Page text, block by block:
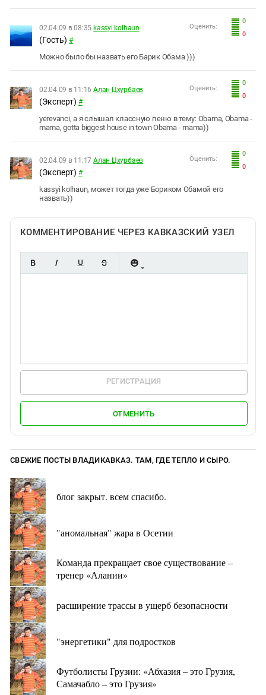
0
0
Оценить:
02.04.09 в 08:35 kassyi kolhaun
(Гость) #
Можно было бы назвать его Барик Обама )))
0
0
Оценить:
02.04.09 в 11:16 Алан Цхурбаев
(Эксперт) #
yerevanci, а я слышал классную пеню в тему: Obama, Obama -
mama, gotta biggest house in town Obama - mama))
0
0
Оценить:
02.04.09 в 11:17 Алан Цхурбаев
(Эксперт) #
kassyi kolhaun, может тогда уже Бориком Обамой его
назвать))
КОММЕНТИРОВАНИЕ ЧЕРЕЗ КАВКАЗСКИЙ УЗЕЛ
РЕГИСТРАЦИЯ
ОТМЕНИТЬ
СВЕЖИЕ ПОСТЫ ВЛАДИКАВКАЗ. ТАМ, ГДЕ ТЕПЛО И СЫРО.
блог закрыт. всем спасибо.
"аномальная" жара в Осетии
Команда прекращает свое существование –
тренер «Алании»
расширение трассы в ущерб безопасности
"энергетики" для подростков
Футболисты Грузии: «Абхазия – это Грузия,
Самачабло – это Грузия»